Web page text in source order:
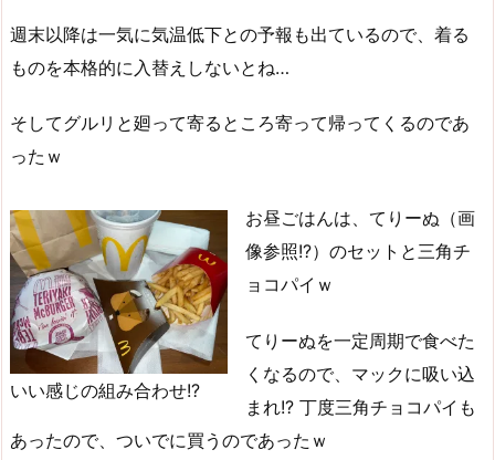
週末以降は一気に気温低下との予報も出ているので、着る
ものを本格的に入替えしないとね…
そしてグルリと廻って寄るところ寄って帰ってくるのであ
ったｗ
いい感じの組み合わせ!?
お昼ごはんは、てりーぬ（画
像参照!?）のセットと三角チ
ョコパイｗ
てりーぬを一定周期で食べた
くなるので、マックに吸い込
まれ!? 丁度三角チョコパイも
あったので、ついでに買うのであったｗ